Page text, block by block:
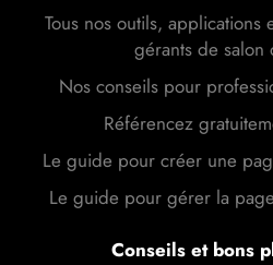
Tous nos outils,
gérants de salon
Nos conseils pour
Référencez
Le guide pour créer une
Le guide pour gérer la
Conseils et bons